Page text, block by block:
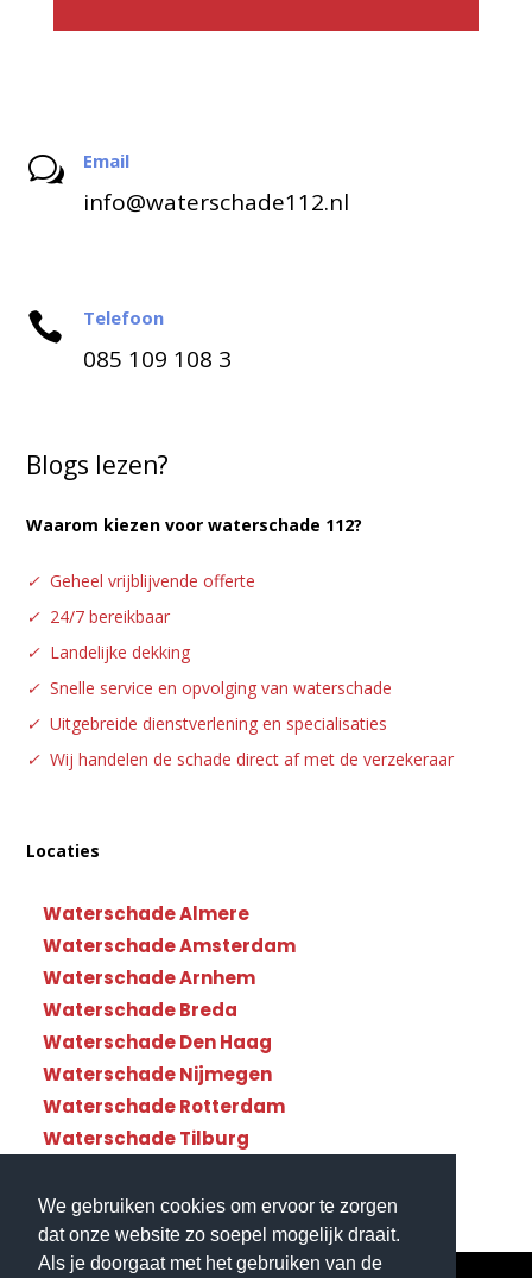
We gebruiken cookies om ervoor te zorgen
dat onze website zo soepel mogelijk draait.
Als je doorgaat met het gebruiken van de
w Email
info@waterschade112.nl
 Telefoon
085 109 108 3
Blogs lezen?
Waarom kiezen voor waterschade 112?
✓ Geheel vrijblijvende offerte
✓ 24/7 bereikbaar
✓ Landelijke dekking
✓ Snelle service en opvolging van waterschade
✓ Uitgebreide dienstverlening en specialisaties
✓ Wij handelen de schade direct af met de verzekeraar
Locaties
Waterschade Almere
Waterschade Amsterdam
Waterschade Arnhem
Waterschade Breda
Waterschade Den Haag
Waterschade Nijmegen
Waterschade Rotterdam
Waterschade Tilburg